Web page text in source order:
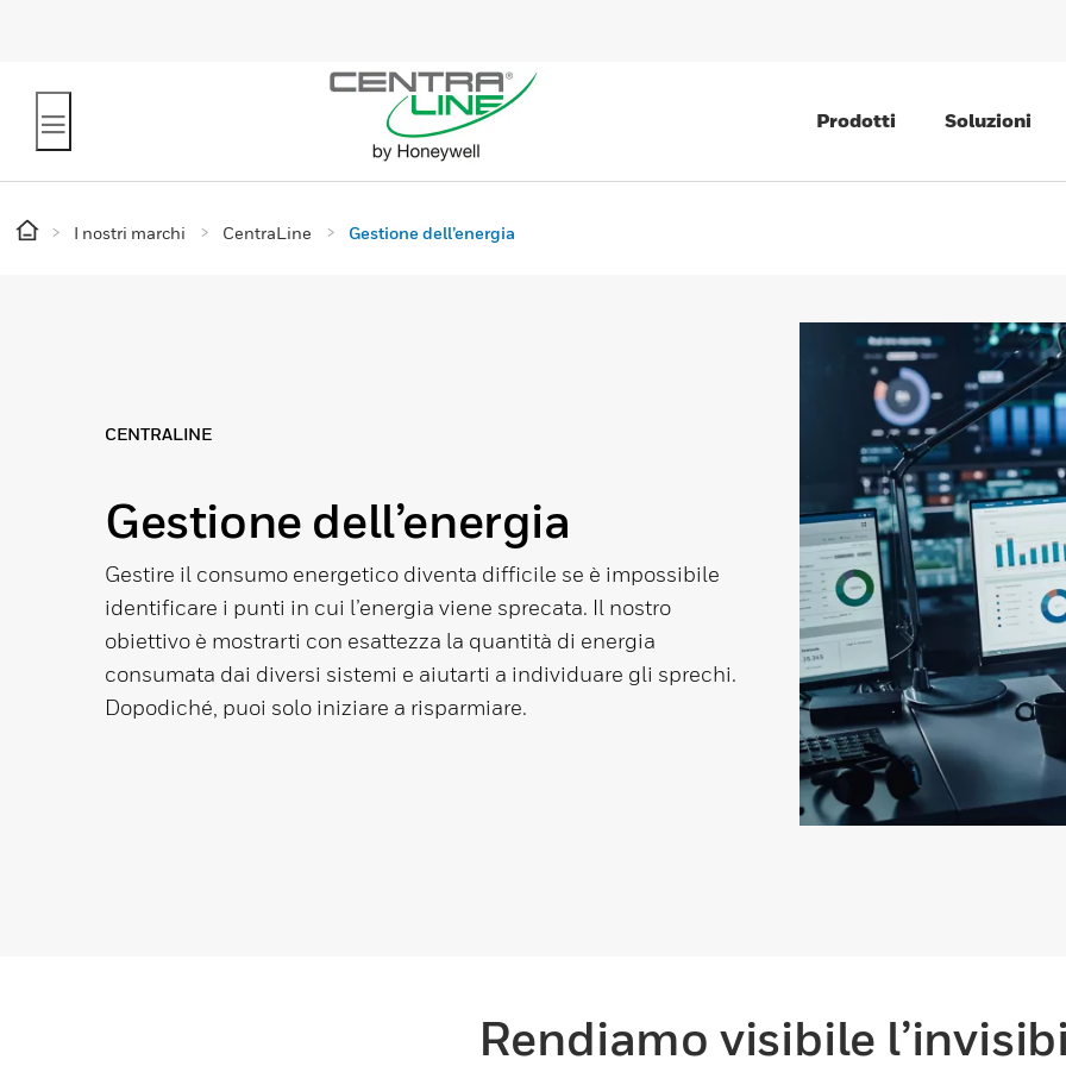
Prodotti Soluzioni
I nostri marchi CentraLine Gestione dell’energia
CENTRALINE
Gestione dell’energia
Gestire il consumo energetico diventa difficile se è impossibile
identificare i punti in cui l’energia viene sprecata. Il nostro
obiettivo è mostrarti con esattezza la quantità di energia
consumata dai diversi sistemi e aiutarti a individuare gli sprechi.
Dopodiché, puoi solo iniziare a risparmiare.
Rendiamo visibile